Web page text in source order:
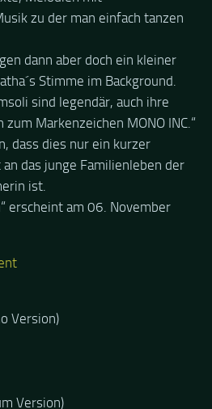
zu der man einfach tanzen
dann aber doch ein kleiner
Stimme im Background.
sind legendär, auch ihre
Markenzeichen MONO INC.“
dass dies nur ein kurzer
das junge Familienleben der
ist.
erscheint am 06. November
Version)
Version)